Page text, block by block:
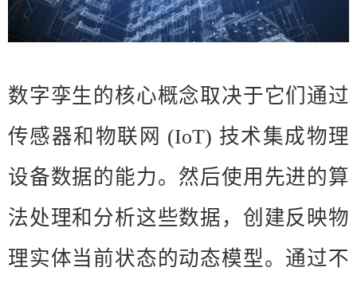
数字孪生的核心概念取决于它们通过
传感器和物联网 (IoT) 技术集成物理
设备数据的能力。然后使用先进的算
法处理和分析这些数据，创建反映物
理实体当前状态的动态模型。通过不